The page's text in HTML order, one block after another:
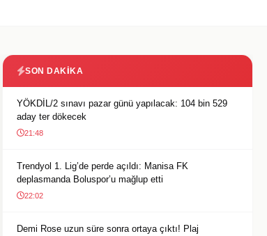
SON DAKIKA
YÖKDİL/2 sınavı pazar günü yapılacak: 104 bin 529
aday ter dökecek
21:48
Trendyol 1. Lig’de perde açıldı: Manisa FK
deplasmanda Boluspor’u mağlup etti
22:02
Demi Rose uzun süre sonra ortaya çıktı! Plaj